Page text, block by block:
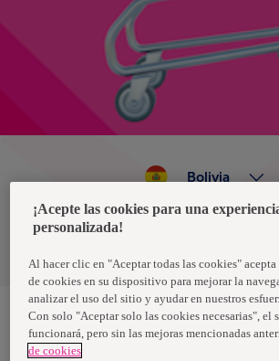
Política de privacidad de
Bolivia
Nosotras, una marca de Essity - una compañía
higiene y salud. Cada día, mil millones de
¡Acepte las cookies para una
personalizada!
Al hacer clic en "Aceptar todas las cookies"
de cookies en su dispositivo para mejorar la
analizar el uso del sitio y ayudar en nuestros
Con solo "Aceptar solo las cookies necesarias", el
funcionará, pero sin las mejoras mencionadas
de cookies